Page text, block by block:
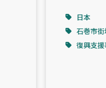
ミャンマー緊急支援
漁民によるマングローブ植
日本
石巻市
復興支